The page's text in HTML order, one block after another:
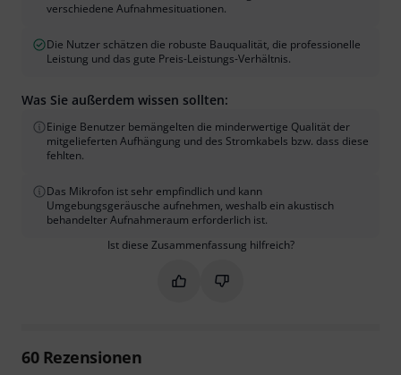
verschiedene Aufnahmesituationen.
Die Nutzer schätzen die robuste Bauqualität, die professionelle
Leistung und das gute Preis-Leistungs-Verhältnis.
Was Sie außerdem wissen sollten:
Einige Benutzer bemängelten die minderwertige Qualität der
mitgelieferten Aufhängung und des Stromkabels bzw. dass diese
fehlten.
Das Mikrofon ist sehr empfindlich und kann
Umgebungsgeräusche aufnehmen, weshalb ein akustisch
behandelter Aufnahmeraum erforderlich ist.
Ist diese Zusammenfassung hilfreich?
Markieren Sie diese
Markieren Sie diese
60Rezensionen